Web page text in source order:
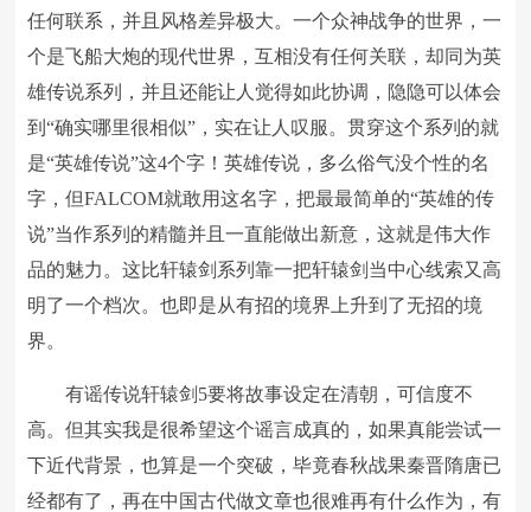
任何联系，并且风格差异极大。一个众神战争的世界，一
个是飞船大炮的现代世界，互相没有任何关联，却同为英
雄传说系列，并且还能让人觉得如此协调，隐隐可以体会
到“确实哪里很相似”，实在让人叹服。贯穿这个系列的就
是“英雄传说”这4个字！英雄传说，多么俗气没个性的名
字，但FALCOM就敢用这名字，把最最简单的“英雄的传
说”当作系列的精髓并且一直能做出新意，这就是伟大作
品的魅力。这比轩辕剑系列靠一把轩辕剑当中心线索又高
明了一个档次。也即是从有招的境界上升到了无招的境
界。
有谣传说轩辕剑5要将故事设定在清朝，可信度不
高。但其实我是很希望这个谣言成真的，如果真能尝试一
下近代背景，也算是一个突破，毕竟春秋战果秦晋隋唐已
经都有了，再在中国古代做文章也很难再有什么作为，有